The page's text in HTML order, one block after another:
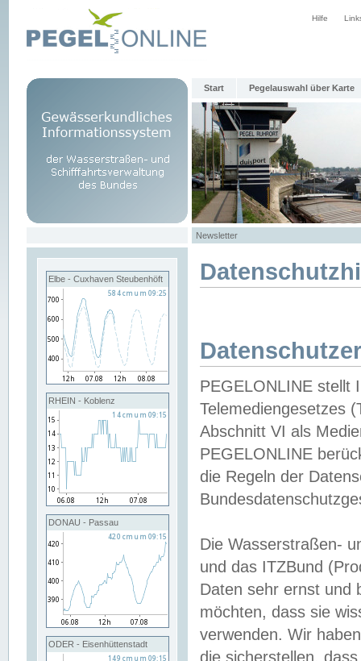
Hilfe
Start Pegelauswahl über Karte
Newsletter
Elbe - Cuxhaven Steubenhöft
RHEIN - Koblenz
DONAU - Passau
ODER - Eisenhüttenstadt
PEGELONLINE stellt
Telemediengesetzes
Abschnitt VI als
PEGELONLINE
die Regeln der
Die Wasserstraßen-
und das ITZBund
Daten sehr ernst und
möchten, dass sie
verwenden. Wir
die sicherstellen,